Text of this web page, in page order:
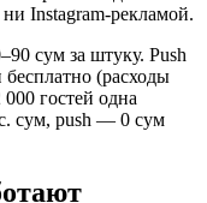
Instagram-рекламой.
сум за штуку. Push
(расходы
гостей одна
сум, push — 0 сум